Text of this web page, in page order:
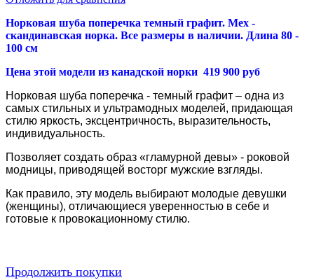
Норковая шуба поперечка темный графит. Мех -
скандинавская норка. Все размеры в наличии. Длина 80 -
100 см
Цена этой модели из канадской норки 419 900 руб
Норковая шуба поперечка - темный графит – одна из
самых стильных и ультрамодных моделей, придающая
стилю яркость, эксцентричность, выразительность,
индивидуальность.
Позволяет создать образ «гламурной девы» - роковой
модницы, приводящей восторг мужские взгляды.
Как правило, эту модель выбирают молодые девушки
(женщины), отличающиеся уверенностью в себе и
готовые к провокационному стилю.
Продолжить покупки